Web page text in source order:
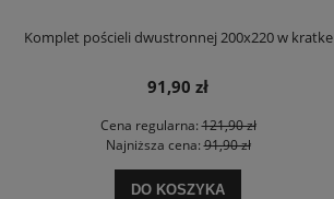
Komplet pościeli dwustronnej 200x220 w kratke
91,90 zł
Cena regularna:121,90 zł
Najniższa cena:91,90 zł
DO KOSZYKA